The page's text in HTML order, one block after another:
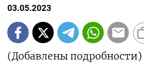
03.05.2023
(Добавлены подробности)